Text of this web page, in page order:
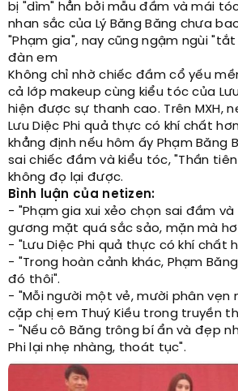
bị "dìm" hẳn bởi mẫu đầm và mái
nhan sắc của Lý Băng Băng chưa
"Phạm gia", nay cũng ngậm ngùi
đàn em
Không chỉ nhờ chiếc đầm cổ yếu
cả lớp makeup cùng kiểu tóc của
hiện được sự thanh cao. Trên MXH,
Lưu Diệc Phi quả thực có khí chất
khẳng định nếu hôm ấy Phạm Băng
sai chiếc đầm và kiểu tóc, "Thần
không đọ lại được.
Bình luận của netizen:
- "Phạm gia xui xẻo chọn sai đầm
gương mặt quá sắc sảo, mặn mà
- "Lưu Diệc Phi quả thực có khí chất
- "Trong hoàn cảnh khác, Phạm
đó thôi".
- "Mỗi người một vẻ, mười phân vẹn
cặp chị em Thuý Kiều trong truyền
- "Nếu cô Băng trông bí ẩn và đẹp
Phi lại nhẹ nhàng, thoát tục".